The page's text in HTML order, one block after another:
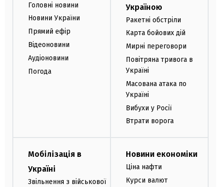
Головні новини
Новини України
Прямий ефір
Відеоновини
Аудіоновини
Погода
Україною
Ракетні обстріли
Карта бойових дій
Мирні переговори
Повітряна тривога в
Україні
Масована атака по
Україні
Вибухи у Росії
Втрати ворога
Мобілізація в
Україні
Звільнення з військової
Новини економіки
Ціна нафти
Курси валют